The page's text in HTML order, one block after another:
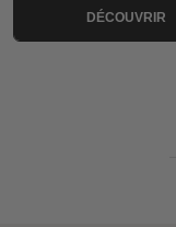
DÉCOUVRIR